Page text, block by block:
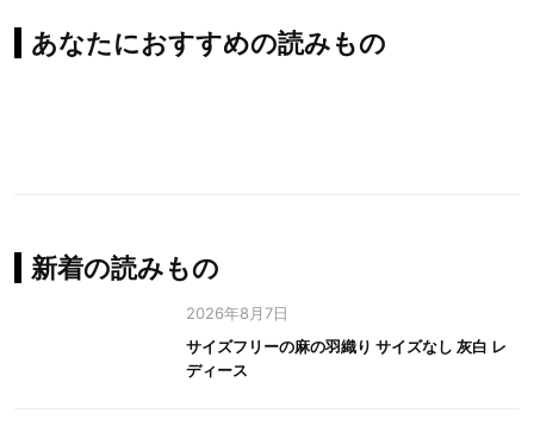
あなたにおすすめの読みもの
新着の読みもの
2026年8月7日
サイズフリーの麻の羽織り サイズなし 灰白 レ
ディース